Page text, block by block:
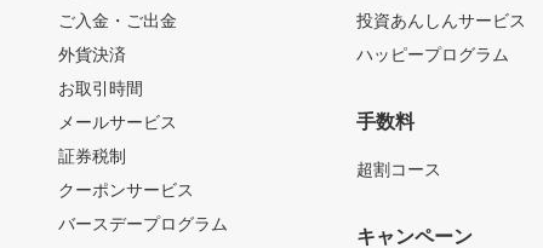
ご入金・ご出金
外貨決済
お取引時間
メールサービス
証券税制
クーポンサービス
バースデープログラム
投資あんしんサービス
ハッピープログラム
手数料
超割コース
キャンペーン